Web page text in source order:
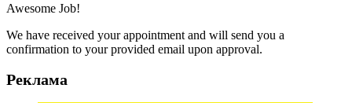
Awesome Job!
We have received your appointment and will send you a
confirmation to your provided email upon approval.
Реклама